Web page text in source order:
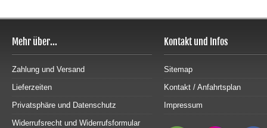
Mehr über...
Zahlung und Versand
Lieferzeiten
Privatsphäre und Datenschutz
Widerrufsrecht und Widerrufsformular
Kontakt und Infos
Sitemap
Kontakt / Anfahrtsplan
Impressum